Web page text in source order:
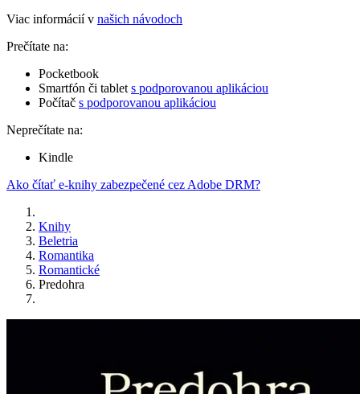
Viac informácií v našich návodoch
Prečítate na:
Pocketbook
Smartfón či tablet s podporovanou aplikáciou
Počítač s podporovanou aplikáciou
Neprečítate na:
Kindle
Ako čítať e-knihy zabezpečené cez Adobe DRM?
Knihy
Beletria
Romantika
Romantické
Predohra